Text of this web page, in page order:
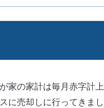
家の家計は毎月赤字計
に売却しに行ってきまし